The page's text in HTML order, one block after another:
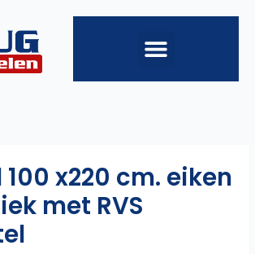
x220 cm. eiken
met RVS